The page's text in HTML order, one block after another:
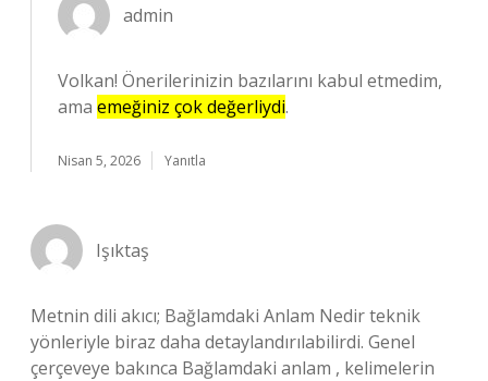
admin
Volkan! Önerilerinizin bazılarını kabul etmedim,
ama emeğiniz çok değerliydi.
Nisan 5, 2026 Yanıtla
Işıktaş
Metnin dili akıcı; Bağlamdaki Anlam Nedir teknik
yönleriyle biraz daha detaylandırılabilirdi. Genel
çerçeveye bakınca Bağlamdaki anlam , kelimelerin